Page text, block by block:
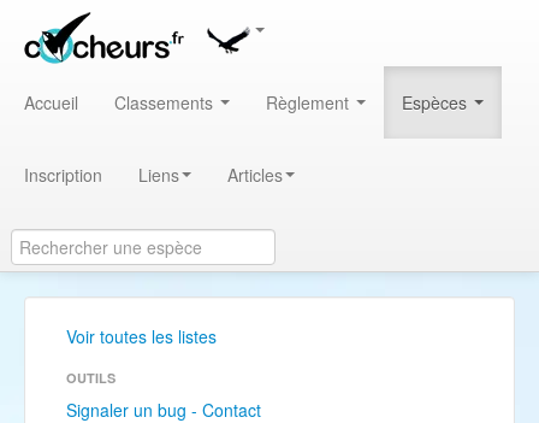
Accueil Classements Règlement Espèces
Inscription Liens Articles
Voir toutes les listes
OUTILS
Signaler un bug - Contact